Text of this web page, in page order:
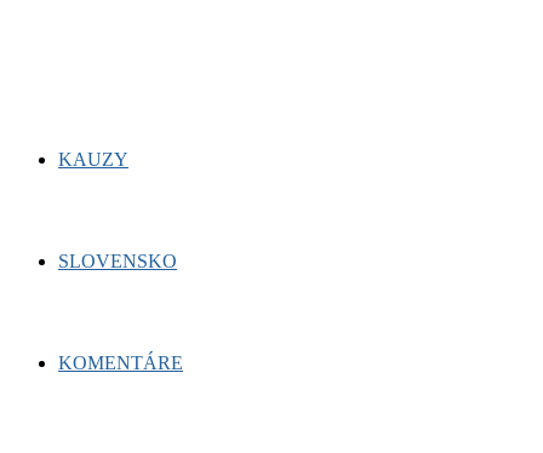
KAUZY
SLOVENSKO
KOMENTÁRE